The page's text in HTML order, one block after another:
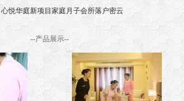
心悦华庭新项目家庭月子会所落户密云
--产品展示--